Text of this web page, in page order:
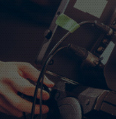
HSBS교육방송국
인스타그램
페이스북